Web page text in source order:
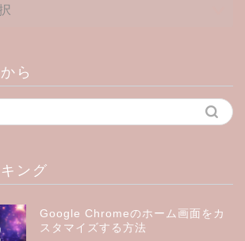
ら
ング
Google Chromeのホーム画面をカ
スタマイズする方法